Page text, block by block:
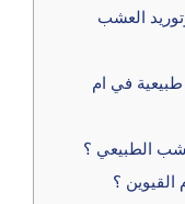
العشب
في ام
الطبيعي ؟
؟